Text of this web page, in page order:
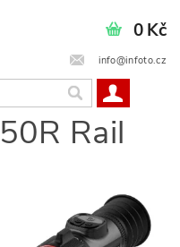
info@infoto.cz
0 Kč
Rail